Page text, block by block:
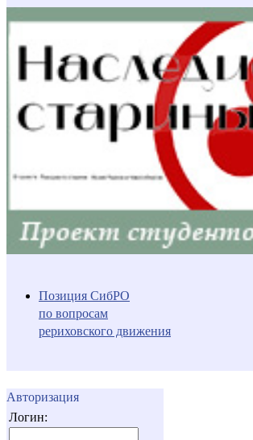
Позиция СибРО
по вопросам
рериховского движения
Авторизация
Логин: